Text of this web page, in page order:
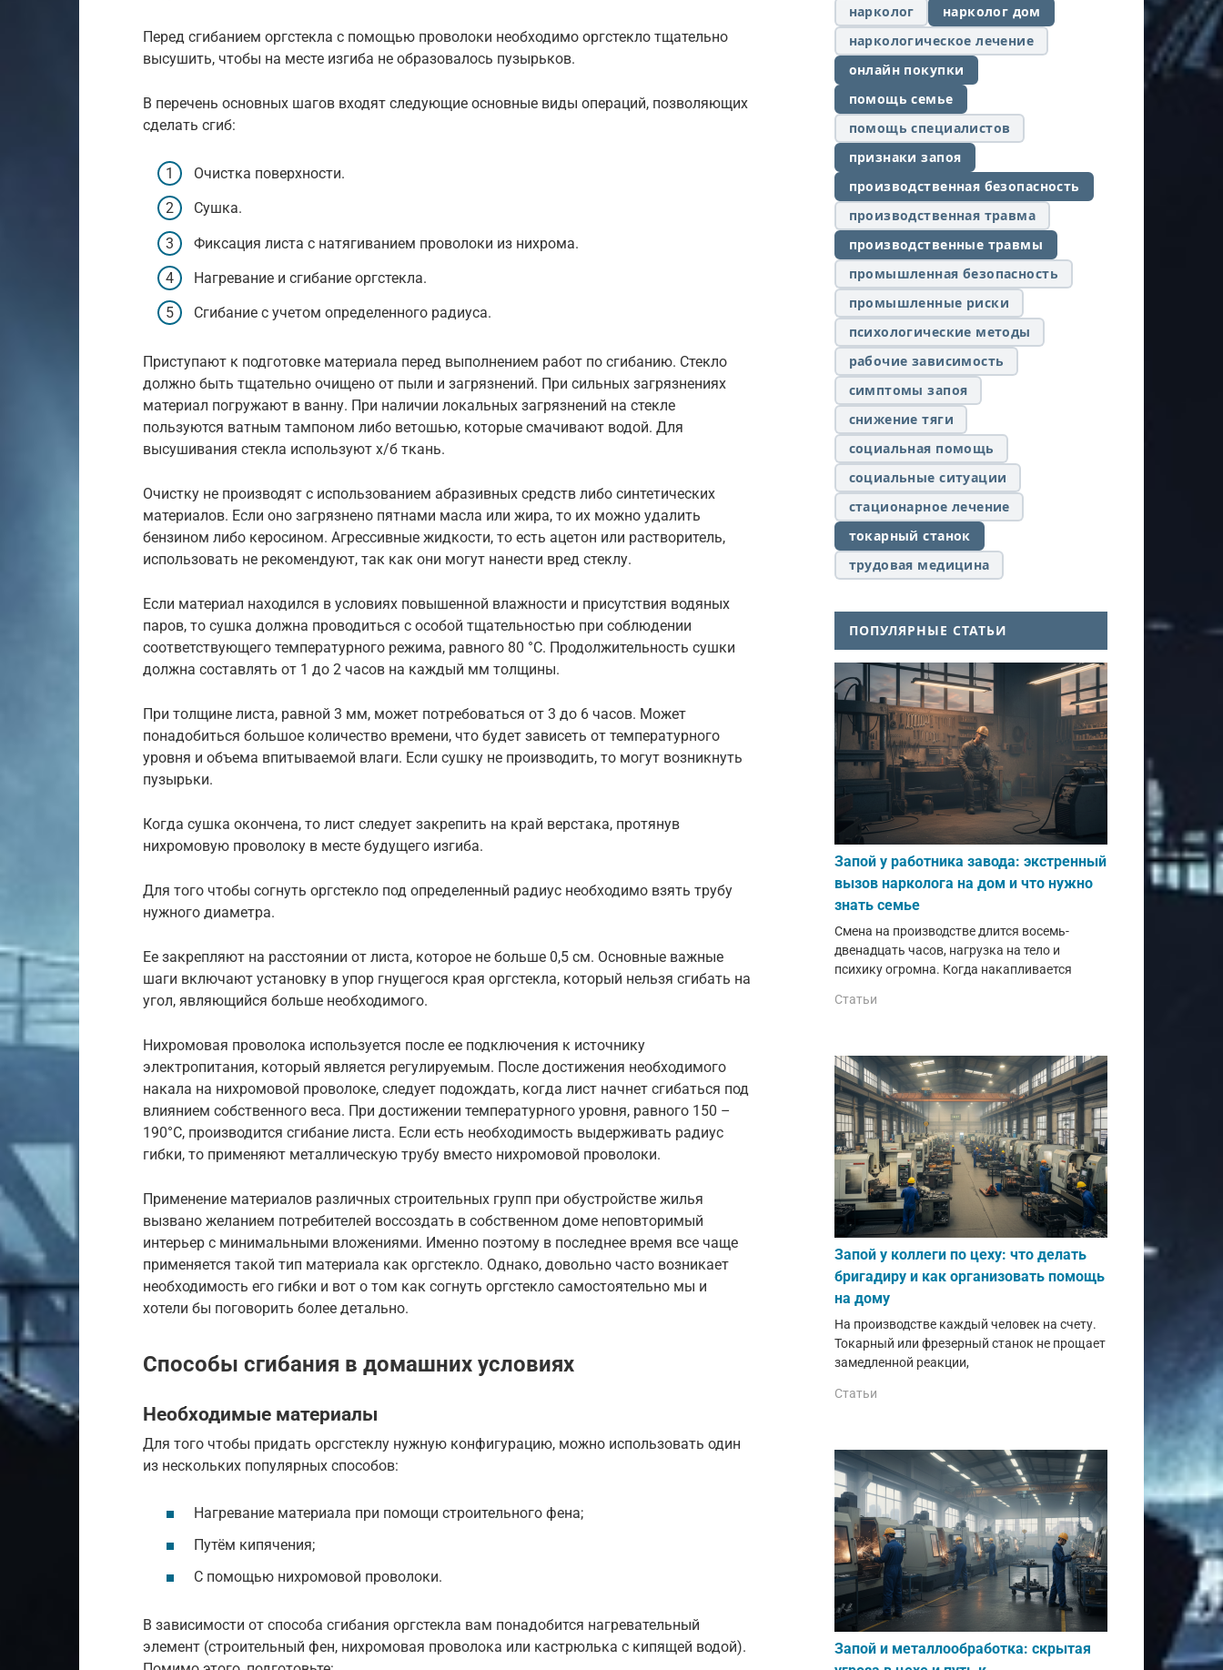
Перед сгибанием оргстекла с помощью проволоки необходимо оргстекло тщательно
высушить, чтобы на месте изгиба не образовалось пузырьков.
В перечень основных шагов входят следующие основные виды операций, позволяющих
сделать сгиб:
Очистка поверхности.
Сушка.
Фиксация листа с натягиванием проволоки из нихрома.
Нагревание и сгибание оргстекла.
Сгибание с учетом определенного радиуса.
Приступают к подготовке материала перед выполнением работ по сгибанию. Стекло
должно быть тщательно очищено от пыли и загрязнений. При сильных загрязнениях
материал погружают в ванну. При наличии локальных загрязнений на стекле
пользуются ватным тампоном либо ветошью, которые смачивают водой. Для
высушивания стекла используют х/б ткань.
Очистку не производят с использованием абразивных средств либо синтетических
материалов. Если оно загрязнено пятнами масла или жира, то их можно удалить
бензином либо керосином. Агрессивные жидкости, то есть ацетон или растворитель,
использовать не рекомендуют, так как они могут нанести вред стеклу.
Если материал находился в условиях повышенной влажности и присутствия водяных
паров, то сушка должна проводиться с особой тщательностью при соблюдении
соответствующего температурного режима, равного 80 °C. Продолжительность сушки
должна составлять от 1 до 2 часов на каждый мм толщины.
При толщине листа, равной 3 мм, может потребоваться от 3 до 6 часов. Может
понадобиться большое количество времени, что будет зависеть от температурного
уровня и объема впитываемой влаги. Если сушку не производить, то могут возникнуть
пузырьки.
Когда сушка окончена, то лист следует закрепить на край верстака, протянув
нихромовую проволоку в месте будущего изгиба.
Для того чтобы согнуть оргстекло под определенный радиус необходимо взять трубу
нужного диаметра.
Ее закрепляют на расстоянии от листа, которое не больше 0,5 см. Основные важные
шаги включают установку в упор гнущегося края оргстекла, который нельзя сгибать на
угол, являющийся больше необходимого.
Нихромовая проволока используется после ее подключения к источнику
электропитания, который является регулируемым. После достижения необходимого
накала на нихромовой проволоке, следует подождать, когда лист начнет сгибаться под
влиянием собственного веса. При достижении температурного уровня, равного 150 –
190°C, производится сгибание листа. Если есть необходимость выдерживать радиус
гибки, то применяют металлическую трубу вместо нихромовой проволоки.
Применение материалов различных строительных групп при обустройстве жилья
вызвано желанием потребителей воссоздать в собственном доме неповторимый
интерьер с минимальными вложениями. Именно поэтому в последнее время все чаще
применяется такой тип материала как оргстекло. Однако, довольно часто возникает
необходимость его гибки и вот о том как согнуть оргстекло самостоятельно мы и
хотели бы поговорить более детально.
Способы сгибания в домашних условиях
Необходимые материалы
Для того чтобы придать орсгстеклу нужную конфигурацию, можно использовать один
из нескольких популярных способов:
Нагревание материала при помощи строительного фена;
Путём кипячения;
С помощью нихромовой проволоки.
В зависимости от способа сгибания оргстекла вам понадобится нагревательный
элемент (строительный фен, нихромовая проволока или кастрюлька с кипящей водой).
нарколог
нарколог дом
наркологическое лечение
онлайн покупки
помощь семье
помощь специалистов
признаки запоя
производственная безопасность
производственная травма
производственные травмы
промышленная безопасность
промышленные риски
психологические методы
рабочие зависимость
симптомы запоя
снижение тяги
социальная помощь
социальные ситуации
стационарное лечение
токарный станок
трудовая медицина
ПОПУЛЯРНЫЕ СТАТЬИ
Запой у работника завода: экстренный
вызов нарколога на дом и что нужно
знать семье
Смена на производстве длится восемь-
двенадцать часов, нагрузка на тело и
психику огромна. Когда накапливается
Статьи
Запой у коллеги по цеху: что делать
бригадиру и как организовать помощь
на дому
На производстве каждый человек на счету.
Токарный или фрезерный станок не прощает
замедленной реакции,
Статьи
Запой и металлообработка: скрытая